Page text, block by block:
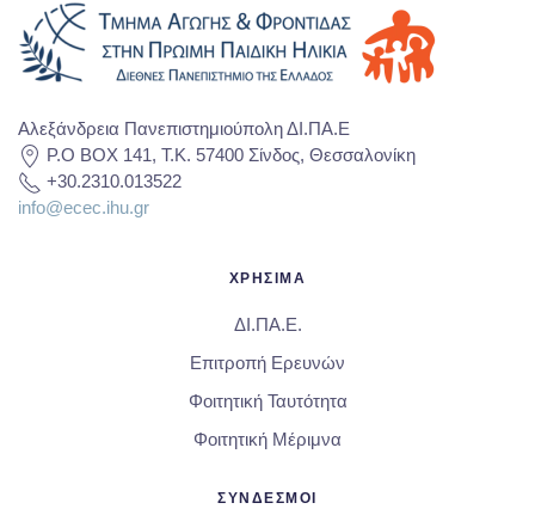
Αλεξάνδρεια Πανεπιστημιούπολη ΔΙ.ΠΑ.Ε
P.O BOX 141, T.K. 57400 Σίνδος, Θεσσαλονίκη
+30.2310.013522
info@ecec.ihu.gr
ΧΡΗΣΙΜΑ
ΔΙ.ΠΑ.Ε.
Επιτροπή Ερευνών
Φοιτητική Ταυτότητα
Φοιτητική Μέριμνα
ΣΥΝΔΕΣΜΟΙ